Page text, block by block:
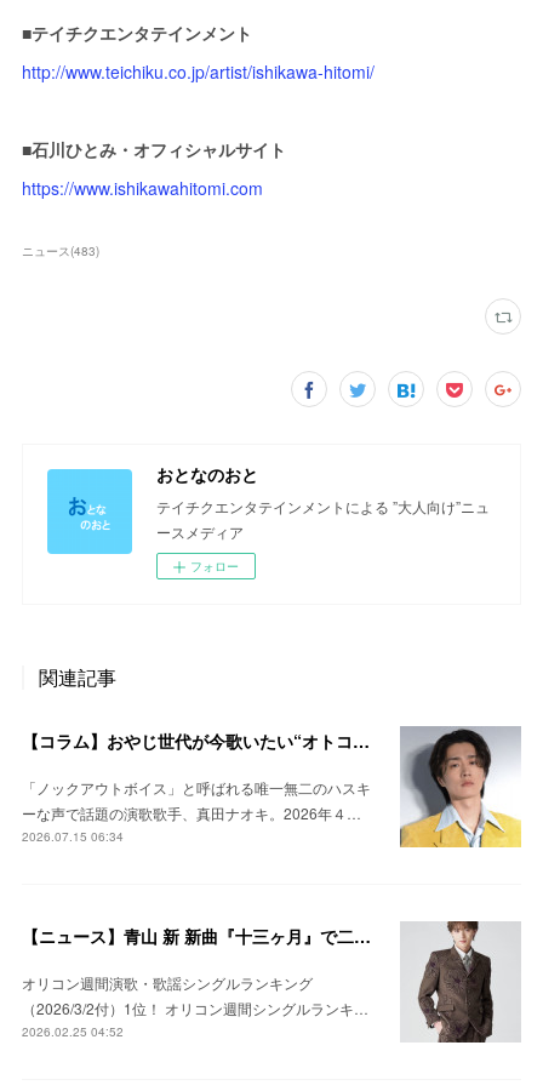
■テイチクエンタテインメント
http://www.teichiku.co.jp/artist/ishikawa-hitomi/
■石川ひとみ・オフィシャルサイト
https://www.ishikawahitomi.com
ニュース(483)
おとなのおと
テイチクエンタテインメントによる ”大人向け”ニュ
ースメディア
フォロー
関連記事
【コラム】おやじ世代が今歌いたい“オトコウタ”！真田ナオキのロック演歌「陽が沈む前に…」がカラオケ好調！ #真田ナオキ #怒髪天
「ノックアウトボイス」と呼ばれる唯一無二のハスキ
ーな声で話題の演歌歌手、真田ナオキ。2026年４…
2026.07.15 06:34
【ニュース】青山 新 新曲『十三ヶ月』で二作連続の首位獲得！ #青山新
オリコン週間演歌・歌謡シングルランキング
（2026/3/2付）1位！ オリコン週間シングルランキ…
2026.02.25 04:52